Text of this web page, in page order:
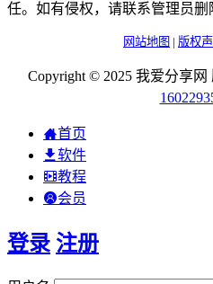
任。如有侵权，请联系管理员删
网站地图 | 版权
Copyright © 2025 我爱分享网
首页
软件
教程
会员
登录 注册